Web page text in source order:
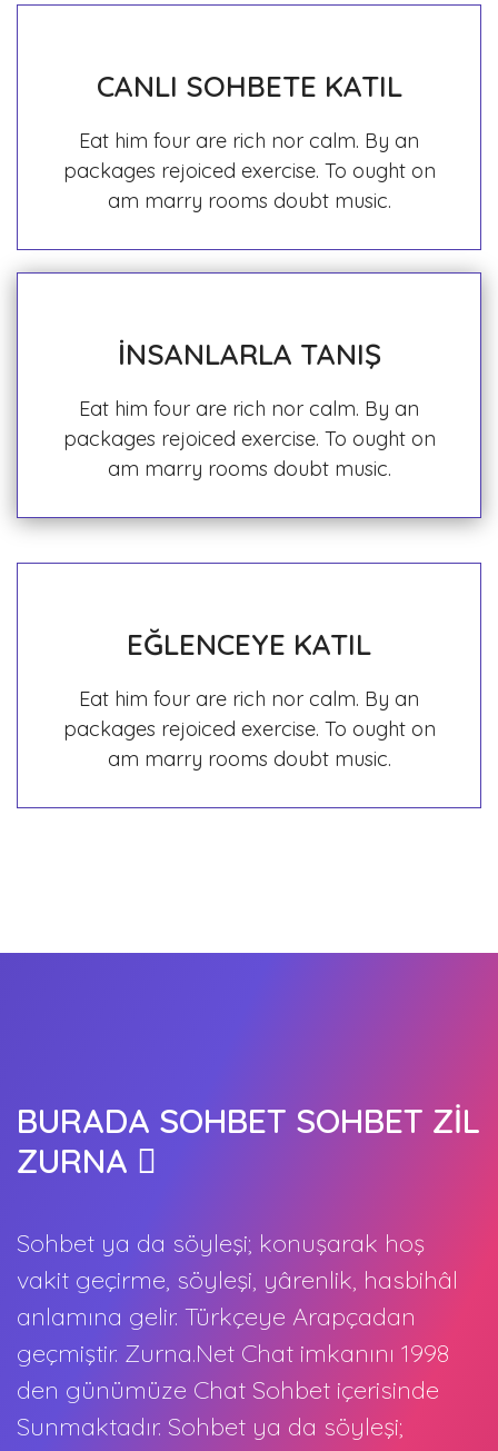
CANLI SOHBETE KATIL
Eat him four are rich nor calm. By an
packages rejoiced exercise. To ought on
am marry rooms doubt music.
İNSANLARLA TANIŞ
Eat him four are rich nor calm. By an
packages rejoiced exercise. To ought on
am marry rooms doubt music.
EĞLENCEYE KATIL
Eat him four are rich nor calm. By an
packages rejoiced exercise. To ought on
am marry rooms doubt music.
BURADA SOHBET SOHBET ZİL
ZURNA
Sohbet ya da söyleşi; konuşarak hoş
vakit geçirme, söyleşi, yârenlik, hasbihâl
anlamına gelir. Türkçeye Arapçadan
geçmiştir. Zurna.Net Chat imkanını 1998
den günümüze Chat Sohbet içerisinde
Sunmaktadır. Sohbet ya da söyleşi;